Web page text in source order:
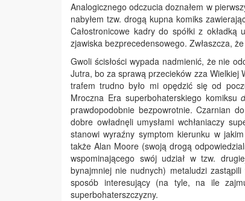
Analogicznego odczucia doznałem w
nabyłem tzw. drogą kupna komiks
Całostronicowe kadry do spółki z
zjawiska bezprecedensowego. Zwłaszcza,
Gwoli ścisłości wypada nadmienić, że nie
Jutra, bo za sprawą przecieków zza Wielkiej
trafem trudno było mi opędzić się od
Mroczna Era superbohaterskiego komiksu
prawdopodobnie bezpowrotnie. Czarnian
dobre owładnęli umysłami wchłaniaczy
stanowi wyraźny symptom kierunku w
także Alan Moore (swoją drogą
wspominającego swój udział w tzw.
bynajmniej nie nudnych) metaludzi
sposób interesujący (na tyle, na ile
superbohaterszczyzny.